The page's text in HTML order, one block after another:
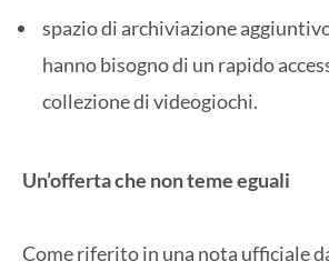
spazio di archiviazione
hanno bisogno di un rapido
collezione di videogiochi.
Un’offerta che non teme eguali
Come riferito in una nota ufficiale